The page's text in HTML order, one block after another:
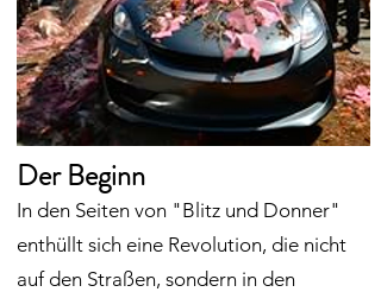
Der Beginn
In den Seiten von "Blitz und Donner"
enthüllt sich eine Revolution, die nicht
auf den Straßen, sondern in den